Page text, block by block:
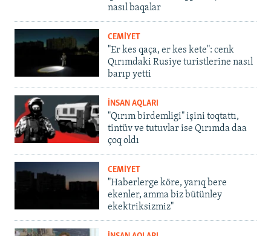
nasıl baqalar
CEMİYET
"Er kes qaça, er kes kete": cenk
Qırımdaki Rusiye turistlerine nasıl
barıp yetti
İNSAN AQLARI
"Qırım birdemligi" işini toqtattı,
tintüv ve tutuvlar ise Qırımda daa
çoq oldı
CEMİYET
"Haberlerge köre, yarıq bere
ekenler, amma biz bütünley
ekektriksizmiz"